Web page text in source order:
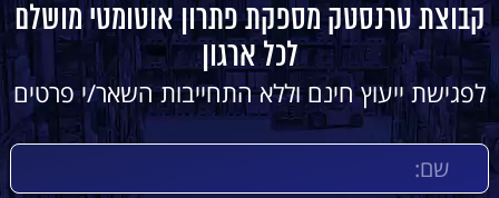
קבוצת טרנסטק מספקת פתרון אוטומטי מושלם
לכל ארגון
לפגישת ייעוץ חינם וללא התחייבות השאר/י פרטים